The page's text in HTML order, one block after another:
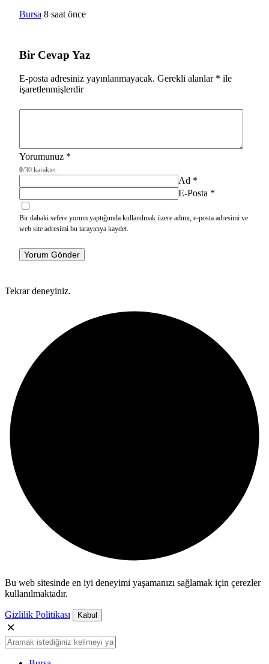
Bursa 8 saat önce
Bir Cevap Yaz
E-posta adresiniz yayınlanmayacak. Gerekli alanlar * ile
işaretlenmişlerdir
Yorumunuz *
0/30 karakter
Ad *
E-Posta *
Bir dahaki sefere yorum yaptığımda kullanılmak üzere adımı, e-posta adresimi ve
web site adresimi bu tarayıcıya kaydet.
Yorum Gönder
Tekrar deneyiniz.
Bu web sitesinde en iyi deneyimi yaşamanızı sağlamak için çerezler
kullanılmaktadır.
Gizlilik Politikası Kabul